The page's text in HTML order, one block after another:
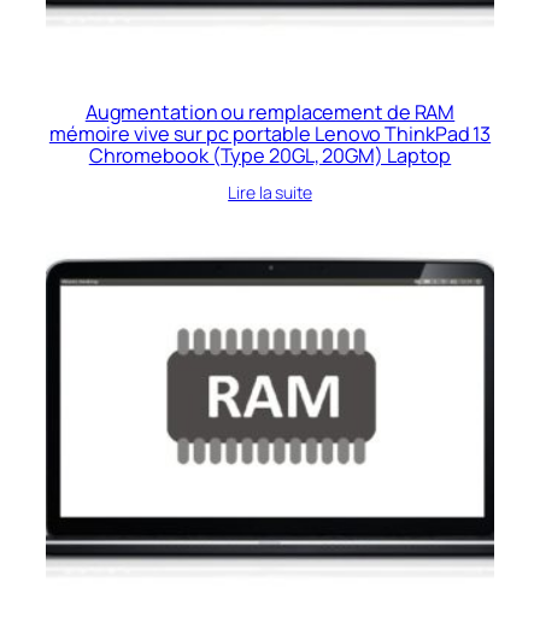
Augmentation ou remplacement de RAM
mémoire vive sur pc portable Lenovo ThinkPad 13
Chromebook (Type 20GL, 20GM) Laptop
Lire la suite